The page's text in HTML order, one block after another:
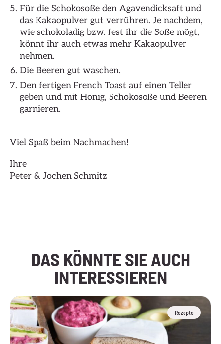
Für die Schokosoße den Agavendicksaft und
das Kakaopulver gut verrühren. Je nachdem,
wie schokoladig bzw. fest ihr die Soße mögt,
könnt ihr auch etwas mehr Kakaopulver
nehmen.
Die Beeren gut waschen.
Den fertigen French Toast auf einen Teller
geben und mit Honig, Schokosoße und Beeren
garnieren.
Viel Spaß beim Nachmachen!
Ihre
Peter & Jochen Schmitz
DAS KÖNNTE SIE AUCH
INTERESSIEREN
Rezepte